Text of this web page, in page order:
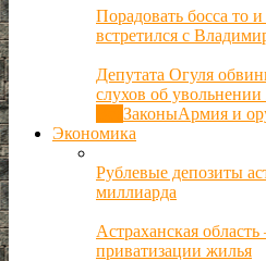
Порадовать босса то
встретился с
Депутата Огуля
слухов об
ЗаконыАрмия и
Экономика
Рублевые депозиты
миллиарда
Астраханская
приватизации жилья